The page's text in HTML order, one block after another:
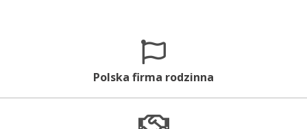
Polska firma rodzinna